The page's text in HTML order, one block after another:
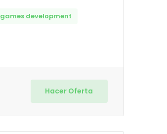
games development
Hacer Oferta